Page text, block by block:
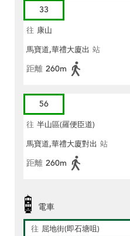
33
往 康山
馬寶道,華禮大廈出 站
距離 260m
56
往 半山區(羅便臣道)
馬寶道,華禮大廈對出 站
距離 260m
電車
往 屈地街(即石塘咀)